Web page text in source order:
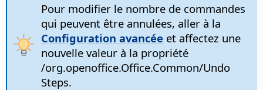
Pour modifier le nombre de commandes
qui peuvent être annulées, aller à la
Configuration avancée et affectez une
nouvelle valeur à la propriété
/org.openoffice.Office.Common/Undo
Steps.